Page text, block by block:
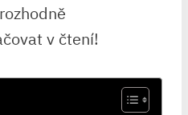
v čtení!